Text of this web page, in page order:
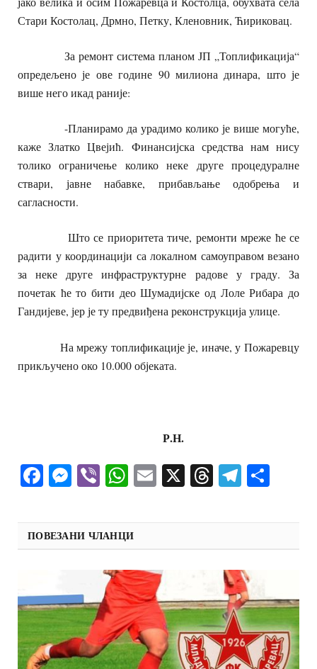
Стари Костолац, Дрмно, Петку, Кленовник, Ћириковац.
За ремонт система планом ЈП „Топлификација“
опредељено је ове године 90 милиона динара, што је
више него икад раније:
-Планирамо да урадимо колико је више могуће,
каже Златко Цвејић. Финансијска средства нам нису
толико ограничење колико неке друге процедуралне
ствари, јавне набавке, прибављање одобрења и
сагласности.
Што се приоритета тиче, ремонти мреже ће се
радити у координацији са локалном самоуправом везано
за неке друге инфраструктурне радове у граду. За
почетак ће то бити део Шумадијске од Лоле Рибара до
Гандијеве, јер је ту предвиђена реконструкција улице.
На мрежу топлификације је, иначе, у Пожаревцу
прикључено око 10.000 објеката.
Р.Н.
Facebook
Messenger
ViberWhatsApp
Email
X Threads
ПОВЕЗАНИ ЧЛАНЦИ